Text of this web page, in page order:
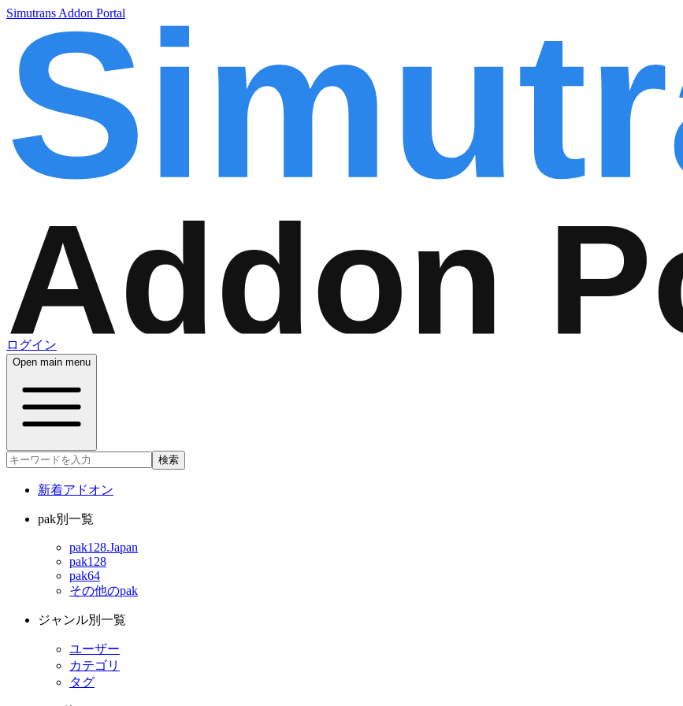
Simutrans Addon Portal
ログイン
Open main menu
検索
新着アドオン
pak別一覧
pak128.Japan
pak128
pak64
その他のpak
ジャンル別一覧
ユーザー
カテゴリ
タグ